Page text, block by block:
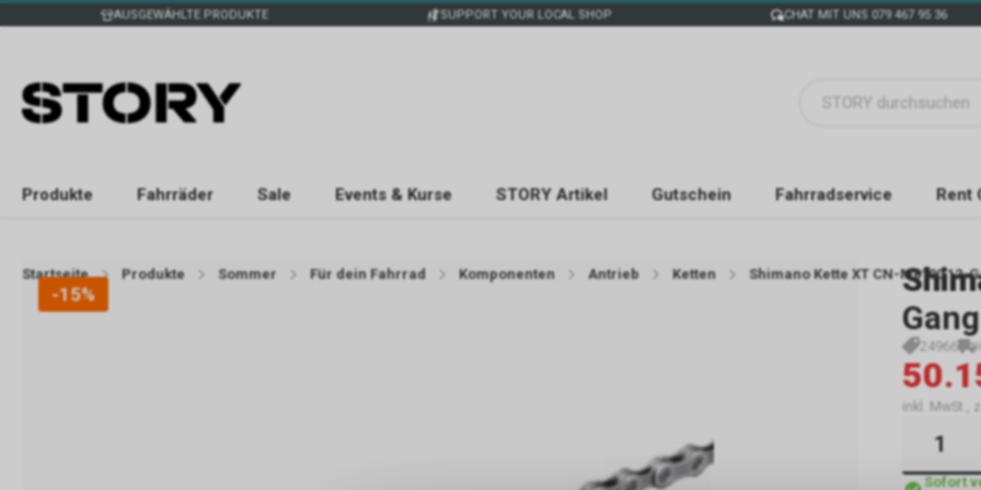
AUSGEWÄHLTE PRODUKTE SUPPORT YOUR LOCAL SHOP CHAT MIT UNS 079 467 95 36
Produkte Fahrräder Sale Events & Kurse STORY Artikel Gutschein Fahrradservice Rent
Startseite Produkte Sommer Für dein Fahrrad Komponenten Antrieb Ketten Shimano Kette XT CN-M8100 12-
-15%
24966
inkl. MwSt.,
Sofort